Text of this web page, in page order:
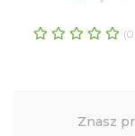
Znasz